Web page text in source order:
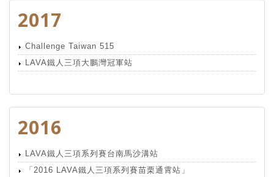
2017
Challenge Taiwan 515
LAVA鐵人三項大鵬灣冠軍站
2016
LAVA鐵人三項系列賽台南馬沙溝站
「2016 LAVA鐵人三項系列賽苗栗通霄站」